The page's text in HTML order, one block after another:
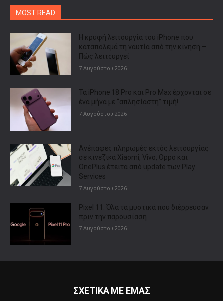
MOST READ
Η κρυφή λειτουργία του iPhone που
καταπολεμά τη ναυτία από την κίνηση –
Πώς λειτουργεί
7 Αυγούστου 2026
Τα iPhone 18 Pro και Pro Max έρχονται σε
ένα μήνα με “απλησίαστη” τιμή!
7 Αυγούστου 2026
Ανέπαφες πληρωμές εκτός λειτουργίας
σε κινεζικά Xiaomi, Vivo, Oppo και
OnePlus έπειτα από update των Play
Services
7 Αυγούστου 2026
Pixel 11: Όλα τα μυστικά που διέρρευσαν
πριν την παρουσίαση
7 Αυγούστου 2026
ΣΧΕΤΙΚΑ ΜΕ ΕΜΑΣ